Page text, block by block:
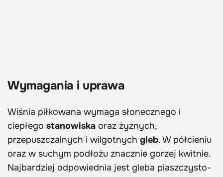
Wymagania i uprawa
Wiśnia piłkowana wymaga słonecznego i
ciepłego stanowiska oraz żyznych,
przepuszczalnych i wilgotnych gleb. W półcieniu
oraz w suchym podłożu znacznie gorzej kwitnie.
Najbardziej odpowiednia jest gleba piaszczysto-